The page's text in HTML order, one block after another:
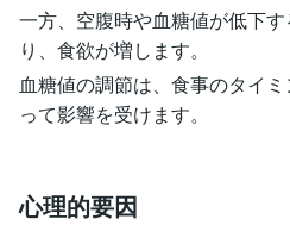
一方、空腹時や血糖値が低下
り、食欲が増します。
血糖値の調節は、食事のタイ
って影響を受けます。
心理的要因